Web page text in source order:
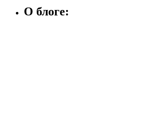
О блоге: